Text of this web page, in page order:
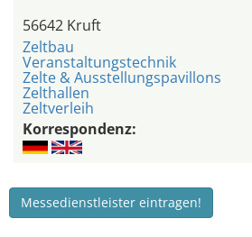
56642 Kruft
Zeltbau
Veranstaltungstechnik
Zelte & Ausstellungspavillons
Zelthallen
Zeltverleih
Korrespondenz:
Messedienstleister eintragen!